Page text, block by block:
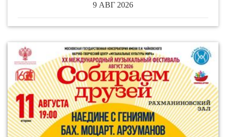
9 АВГ 2026